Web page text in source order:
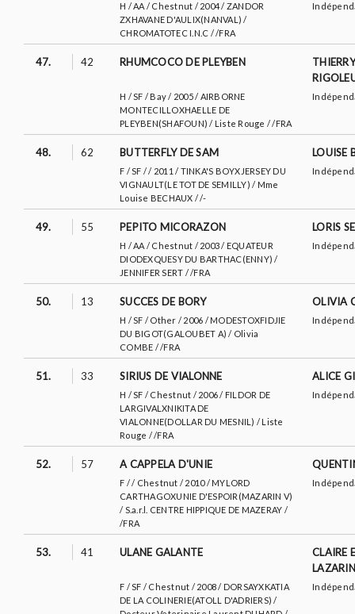
H / AA / Chestnut / 2004 / ZANDOR
ZXHAVANE D'AULIX(NANVAL) /
CHROMATOTEC I.N.C / /FRA
47. 42 RHUMCOCO DE PLEYBEN
H / SF / Bay / 2005 / AIRBORNE
MONTECILLOXHAELLE DE
PLEYBEN(SHAFOUN) / Liste Rouge / /FRA
48. 62 BUTTERFLY DE SAM LOUISE
F / SF / / 2011 / TINKA'S BOYXJERSEY DU
VIGNAULT(LE TOT DE SEMILLY) / Mme
Louise BECHAUX / /-
49. 55 PEPITO MICORAZON LORIS
H / AA / Chestnut / 2003 / EQUATEUR
DIODEXQUESY DU BARTHAC(ENNY) /
JENNIFER SERT / /FRA
50. 13 SUCCES DE BORY OLIVIA
H / SF / Other / 2006 / MODESTOXFIDJIE
DU BIGOT(GALOUBET A) / Olivia
COMBE / /FRA
51. 33 SIRIUS DE VIALONNE ALICE
H / SF / Chestnut / 2006 / FILDOR DE
LARGIVALXNIKITA DE
VIALONNE(DOLLAR DU MESNIL) / Liste
Rouge / /FRA
52. 57 A CAPPELA D'UNIE
F / / Chestnut / 2010 / MYLORD
CARTHAGOXUNIE D'ESPOIR(MAZARIN V)
/ S.a.r.l. CENTRE HIPPIQUE DE MAZERAY /
/FRA
53. 41 ULANE GALANTE
CLAIRE
F / SF / Chestnut / 2008 / DORSAYXKATIA
DE LA COLINERIE(ATOLL D'ADRIERS) /